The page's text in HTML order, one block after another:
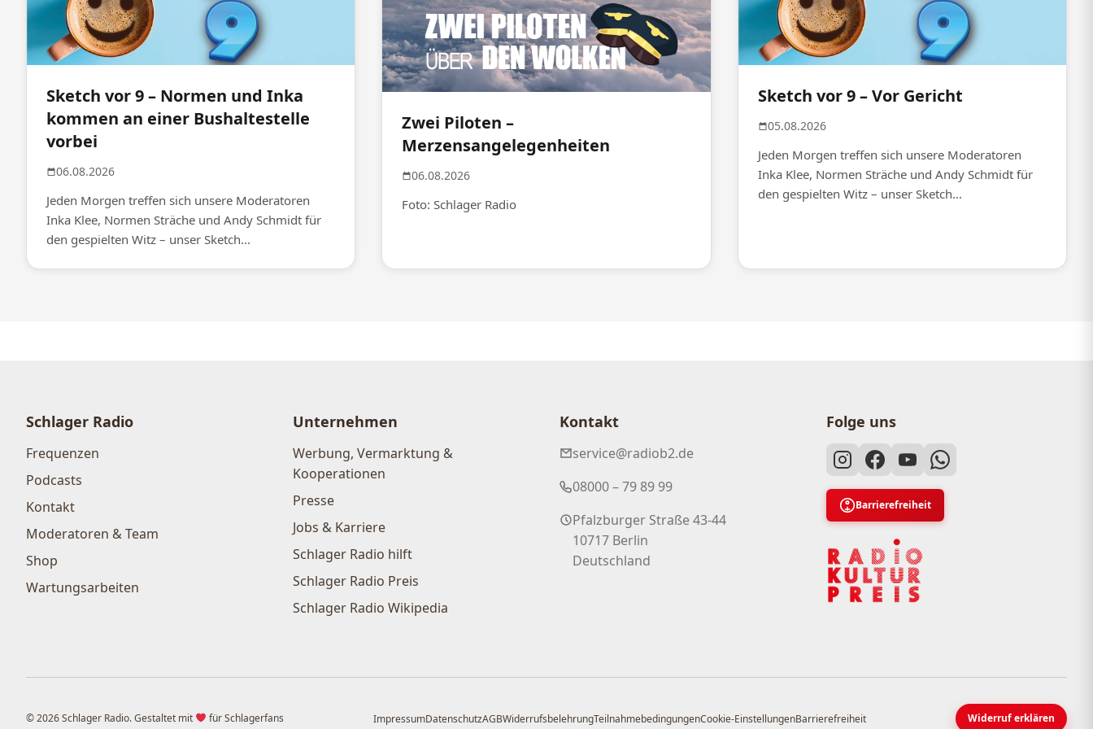
Sketch vor 9 – Normen und Inka
kommen an einer Bushaltestelle
vorbei
06.08.2026
Jeden Morgen treffen sich unsere Moderatoren
Inka Klee, Normen Sträche und Andy Schmidt für
den gespielten Witz – unser Sketch...
Zwei Piloten –
Merzensangelegenheiten
06.08.2026
Foto: Schlager Radio
Sketch vor 9 – Vor Gericht
05.08.2026
Jeden Morgen treffen sich unsere Moderatoren
Inka Klee, Normen Sträche und Andy Schmidt für
den gespielten Witz – unser Sketch...
Schlager Radio
Frequenzen
Podcasts
Kontakt
Moderatoren & Team
Shop
Wartungsarbeiten
Unternehmen
Werbung, Vermarktung &
Kooperationen
Presse
Jobs & Karriere
Schlager Radio hilft
Schlager Radio Preis
Schlager Radio Wikipedia
Kontakt
service@radiob2.de
08000 – 79 89 99
Pfalzburger Straße 43-44
10717 Berlin
Deutschland
Folge uns
Barrierefreiheit
© 2026 Schlager Radio. Gestaltet mit für Schlagerfans ImpressumDatenschutzAGBWiderrufsbelehrungTeilnahmebedingungenCookie-EinstellungenBarrierefreiheit Widerruf erklären